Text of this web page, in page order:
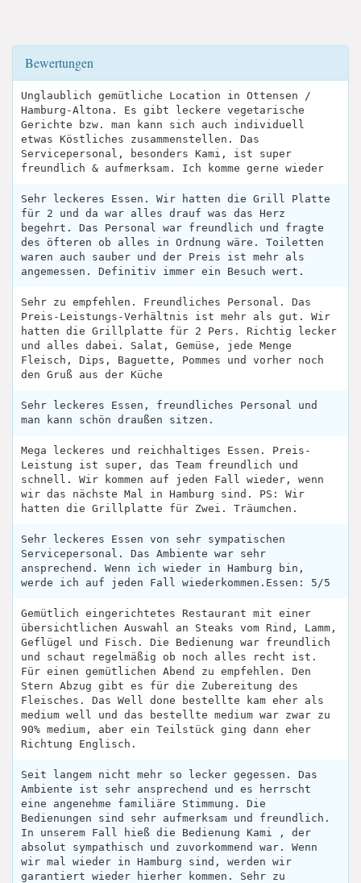
Bewertungen
Unglaublich gemütliche Location in Ottensen /
Hamburg-Altona. Es gibt leckere vegetarische
Gerichte bzw. man kann sich auch individuell
etwas Köstliches zusammenstellen. Das
Servicepersonal, besonders Kami, ist super
freundlich & aufmerksam. Ich komme gerne wieder
Sehr leckeres Essen. Wir hatten die Grill Platte
für 2 und da war alles drauf was das Herz
begehrt. Das Personal war freundlich und fragte
des öfteren ob alles in Ordnung wäre. Toiletten
waren auch sauber und der Preis ist mehr als
angemessen. Definitiv immer ein Besuch wert.
Sehr zu empfehlen. Freundliches Personal. Das
Preis-Leistungs-Verhältnis ist mehr als gut. Wir
hatten die Grillplatte für 2 Pers. Richtig lecker
und alles dabei. Salat, Gemüse, jede Menge
Fleisch, Dips, Baguette, Pommes und vorher noch
den Gruß aus der Küche
Sehr leckeres Essen, freundliches Personal und
man kann schön draußen sitzen.
Mega leckeres und reichhaltiges Essen. Preis-
Leistung ist super, das Team freundlich und
schnell. Wir kommen auf jeden Fall wieder, wenn
wir das nächste Mal in Hamburg sind. PS: Wir
hatten die Grillplatte für Zwei. Träumchen.
Sehr leckeres Essen von sehr sympatischen
Servicepersonal. Das Ambiente war sehr
ansprechend. Wenn ich wieder in Hamburg bin,
werde ich auf jeden Fall wiederkommen.Essen: 5/5
Gemütlich eingerichtetes Restaurant mit einer
übersichtlichen Auswahl an Steaks vom Rind, Lamm,
Geflügel und Fisch. Die Bedienung war freundlich
und schaut regelmäßig ob noch alles recht ist.
Für einen gemütlichen Abend zu empfehlen. Den
Stern Abzug gibt es für die Zubereitung des
Fleisches. Das Well done bestellte kam eher als
medium well und das bestellte medium war zwar zu
90% medium, aber ein Teilstück ging dann eher
Richtung Englisch.
Seit langem nicht mehr so lecker gegessen. Das
Ambiente ist sehr ansprechend und es herrscht
eine angenehme familiäre Stimmung. Die
Bedienungen sind sehr aufmerksam und freundlich.
In unserem Fall hieß die Bedienung Kami , der
absolut sympathisch und zuvorkommend war. Wenn
wir mal wieder in Hamburg sind, werden wir
garantiert wieder hierher kommen. Sehr zu